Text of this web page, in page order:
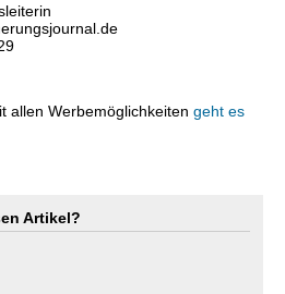
allen Werbemöglichkeiten geht es
Artikel?